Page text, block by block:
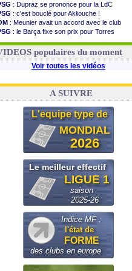
: Dupraz se prononce pour la LdC
: c'est bouclé pour Akliouche !
: Meunier avait un accord avec le club
: le Barça fixe son prix pour Torres
: Torres souhaite rejoindre le PSG !
populaires du moment
Voir toutes les vidéos
A SUIVRE
L'equipe type de
MONDIAL
2026
Le meilleur effectif
LIGUE 1
saison
2025-26
Indice MF :
l'état de
FORME
des clubs en europe